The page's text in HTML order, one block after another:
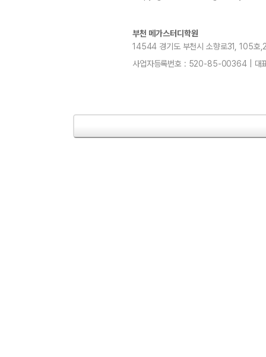
부천 메가스터디학원
14544 경기도 부천시 소향로31, 105
사업자등록번호 : 520-85-00364 | 대